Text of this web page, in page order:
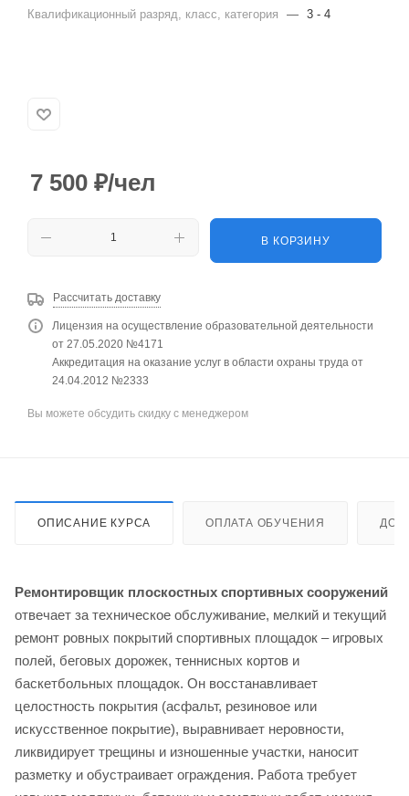
Квалификационный разряд, класс, категория
— 3 - 4
7 500 ₽/чел
В КОРЗИНУ
Рассчитать доставку
Лицензия на осуществление образовательной деятельности
от 27.05.2020 №4171
Аккредитация на оказание услуг в области охраны труда от
24.04.2012 №2333
Вы можете обсудить скидку с менеджером
ОПИСАНИЕ КУРСА ОПЛАТА ОБУЧЕНИЯ
Ремонтировщик плоскостных спортивных сооружений
отвечает за техническое обслуживание, мелкий и текущий
ремонт ровных покрытий спортивных площадок – игровых
полей, беговых дорожек, теннисных кортов и
баскетбольных площадок. Он восстанавливает
целостность покрытия (асфальт, резиновое или
искусственное покрытие), выравнивает неровности,
ликвидирует трещины и изношенные участки, наносит
разметку и обустраивает ограждения. Работа требует